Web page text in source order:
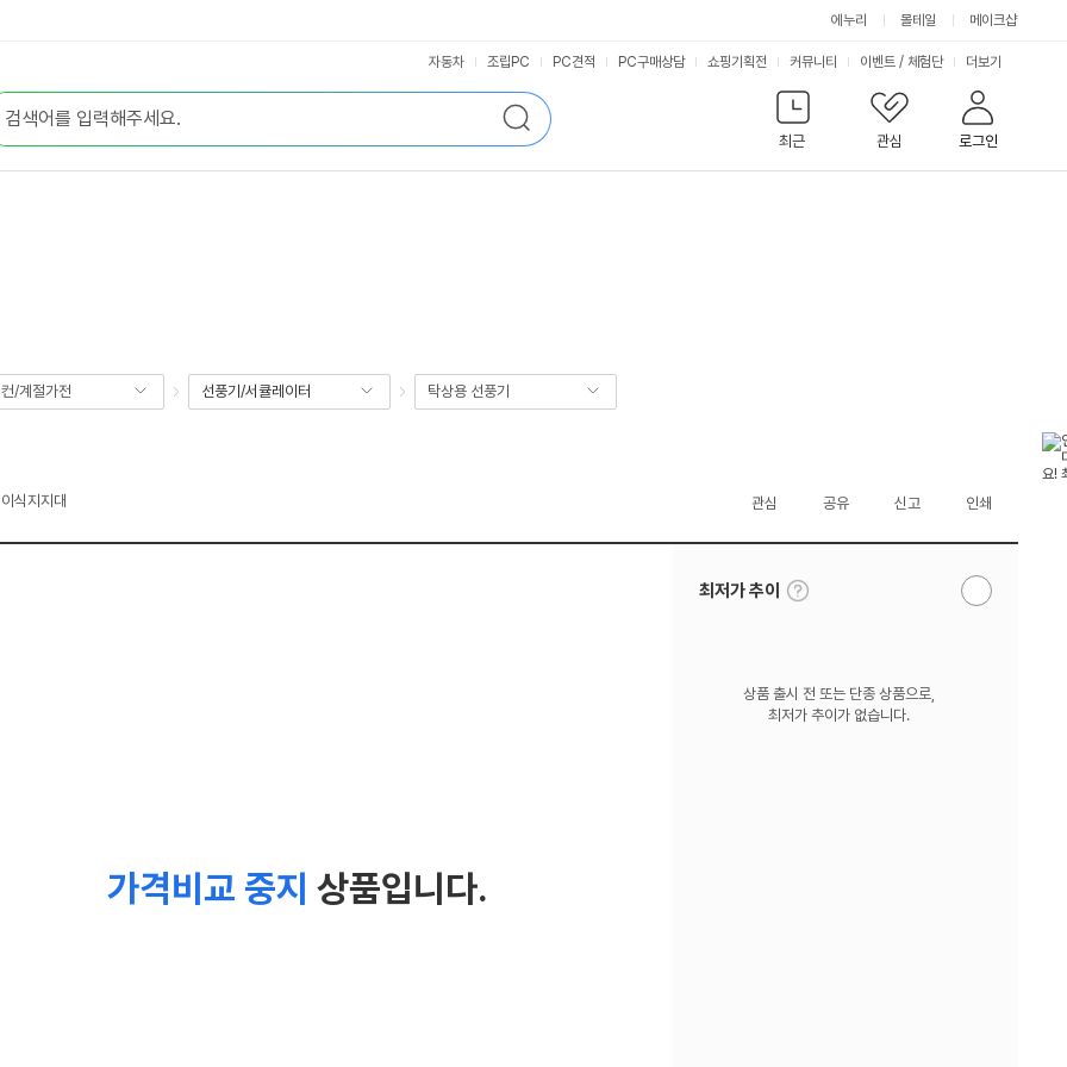
에누리 몰테일 메이크샵
검
색
최근
관심 로그인
자동차 조립PC PC견적 PC구매상담 쇼핑기획전 커뮤니티 이벤트 / 체험단 서
비
스
더보기
/계절가전 선풍기/서큘레이터 탁상용 선풍기
식지지대 관심 공유 신고 인쇄
가격비교 중지 상품입니다.
최저가 추이
툴
팁
알
상품 출시 전 또는 단종 상품으로,
최저가 추이가 없습니다.